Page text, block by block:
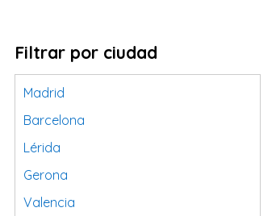
Filtrar por ciudad
Madrid
Barcelona
Lérida
Gerona
Valencia